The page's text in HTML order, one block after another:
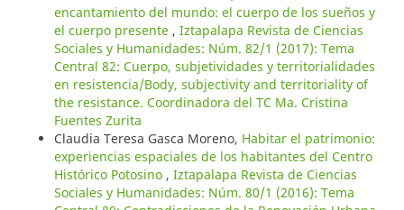
encantamiento del mundo: el cuerpo de los sueños y
el cuerpo presente , Iztapalapa Revista de Ciencias
Sociales y Humanidades: Núm. 82/1 (2017): Tema
Central 82: Cuerpo, subjetividades y territorialidades
en resistencia/Body, subjectivity and territoriality of
the resistance. Coordinadora del TC Ma. Cristina
Fuentes Zurita
Claudia Teresa Gasca Moreno, Habitar el patrimonio:
experiencias espaciales de los habitantes del Centro
Histórico Potosino , Iztapalapa Revista de Ciencias
Sociales y Humanidades: Núm. 80/1 (2016): Tema